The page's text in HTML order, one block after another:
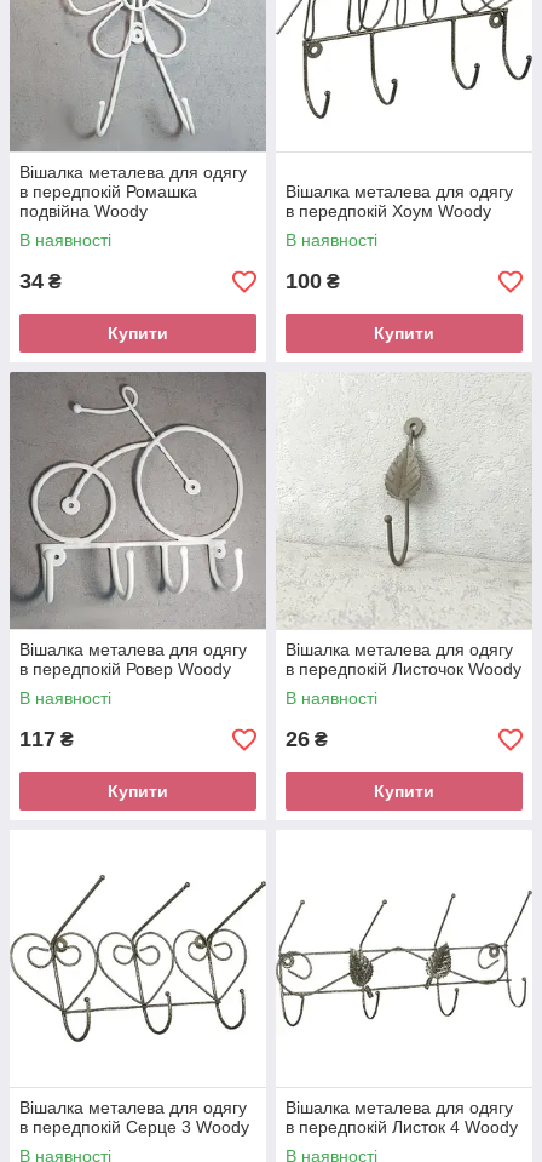
Вішалка металева для одягу
в передпокій Ромашка
подвійна Woody
В наявності
34 ₴
Купити
Вішалка металева для одягу
в передпокій Хоум Woody
В наявності
100 ₴
Купити
Вішалка металева для одягу
в передпокій Ровер Woody
В наявності
117 ₴
Купити
Вішалка металева для одягу
в передпокій Листочок Woody
В наявності
26 ₴
Купити
Вішалка металева для одягу
в передпокій Серце 3 Woody
В наявності
Вішалка металева для одягу
в передпокій Листок 4 Woody
В наявності